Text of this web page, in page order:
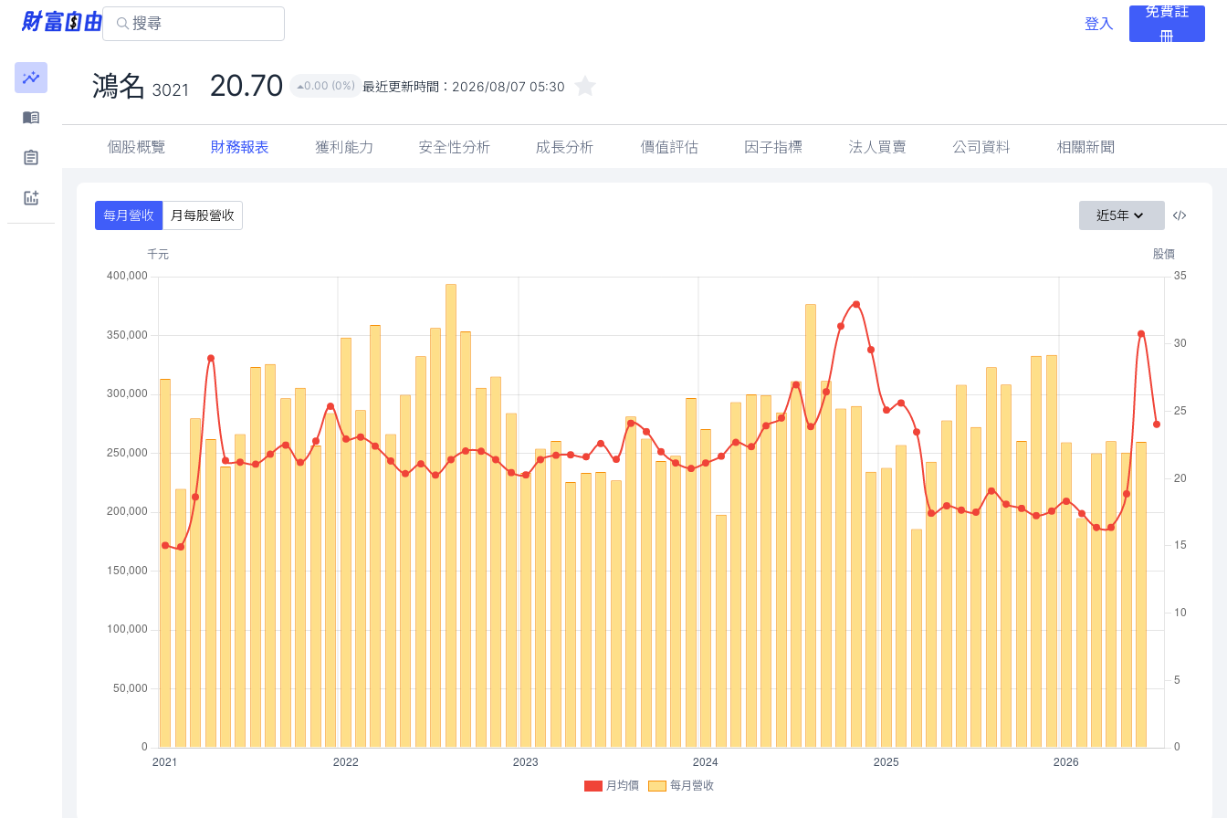
登入
免費註
冊
鴻名 3021 20.70 0.00 (0%) 最近更新時間： 2026/08/07 05:30
個股概覽 財務報表 獲利能力 安全性分析 成長分析 價值評估 因子指標 法人買賣 公司資料 相關新聞
每月營收 月每股營收 近5年
月均價 每月營收